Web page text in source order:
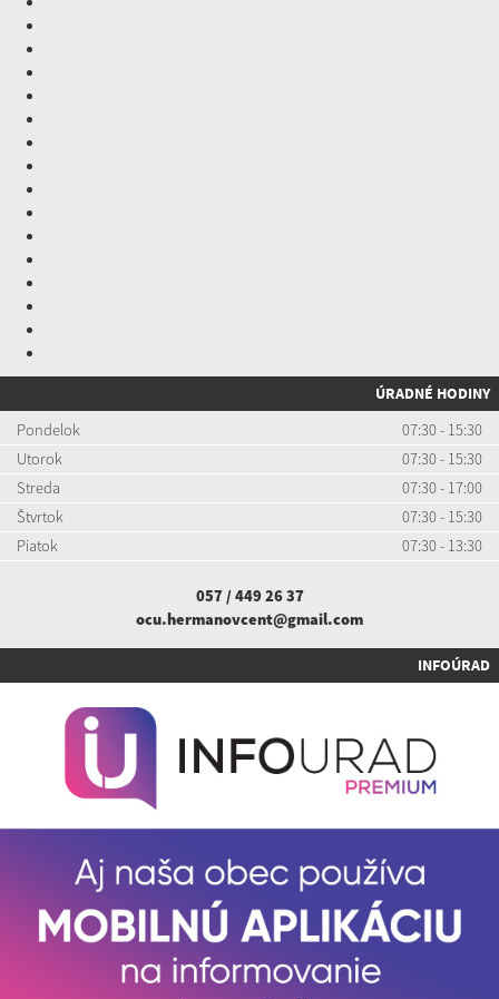
ÚRADNÉ HODINY
Pondelok
07:30 - 15:30
Utorok
07:30 - 15:30
Streda
07:30 - 17:00
Štvrtok
07:30 - 15:30
Piatok
07:30 - 13:30
057 / 449 26 37
ocu.hermanovcent@gmail.com
INFOÚRAD